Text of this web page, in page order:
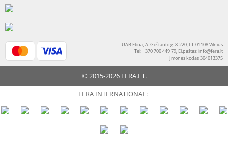
UAB Etina, A. Goštauto g. 8-220, LT-01108 Vilnius
Tel: +370 700 449 79, El.paštas:info@fera.lt
Įmonės kodas 304013375
© 2015-2026 FERA.LT.
FERA INTERNATIONAL: